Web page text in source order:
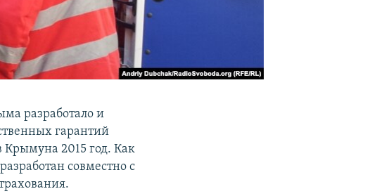
разработало и
гарантий
2015 год. Как
совместно с